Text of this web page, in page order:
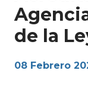
de la
08 Febrero